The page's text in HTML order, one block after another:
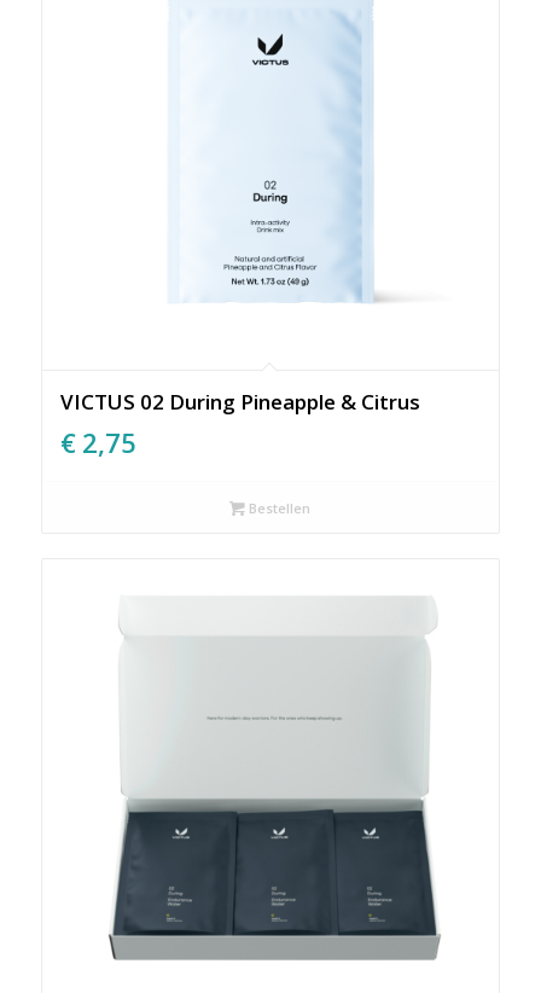
VICTUS 02 During Pineapple & Citrus
€ 2,75
Bestellen